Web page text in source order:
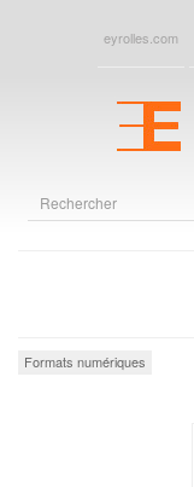
eyrolles.com
Formats numériques